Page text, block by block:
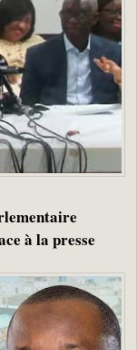
à la presse